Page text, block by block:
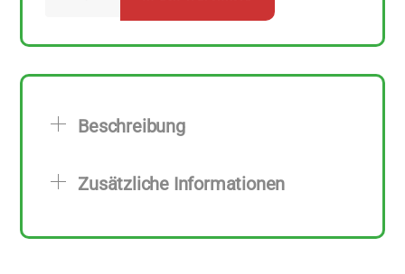
Menge
Beschreibung
Zusätzliche Informationen